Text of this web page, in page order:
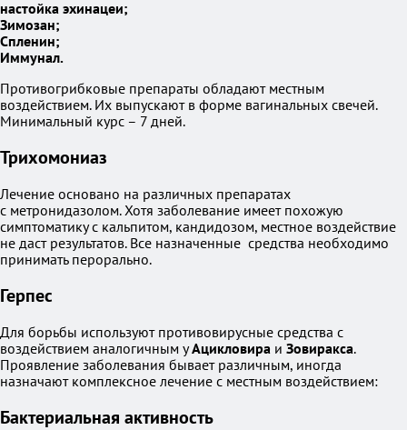
настойка эхинацеи;
Зимозан;
Спленин;
Иммунал.
Противогрибковые препараты обладают местным
воздействием. Их выпускают в форме вагинальных свечей.
Минимальный курс – 7 дней.
Трихомониаз
Лечение основано на различных препаратах
с метронидазолом. Хотя заболевание имеет похожую
симптоматику с кальпитом, кандидозом, местное воздействие
не даст результатов. Все назначенные средства необходимо
принимать перорально.
Герпес
Для борьбы используют противовирусные средства с
воздействием аналогичным уАцикловира и Зовиракса.
Проявление заболевания бывает различным, иногда
назначают комплексное лечение с местным воздействием:
Бактериальная активность